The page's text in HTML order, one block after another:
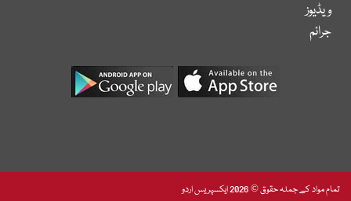
ویڈیوز
جرائم
تمام مواد کے جملہ حقوق © 2026 ایکسپریس اردو